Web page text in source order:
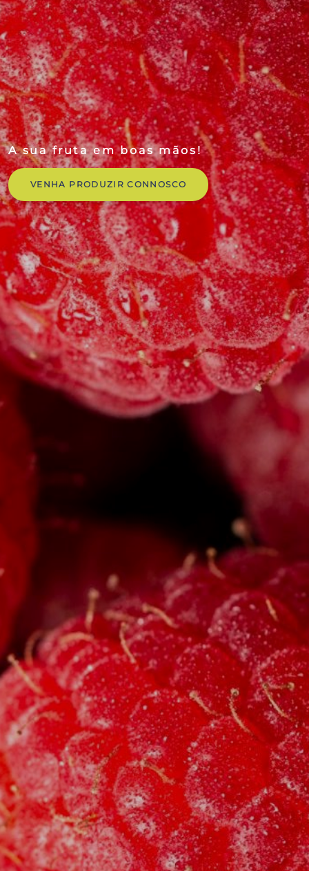
A sua fruta em boas mãos!
VENHA PRODUZIR CONNOSCO